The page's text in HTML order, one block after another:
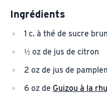
Ingrédients
1 c. à thé de sucre brun
½ oz de jus de citron
2 oz de jus de
6 oz de Guizou à la